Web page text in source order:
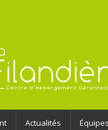
Actualités Équipes